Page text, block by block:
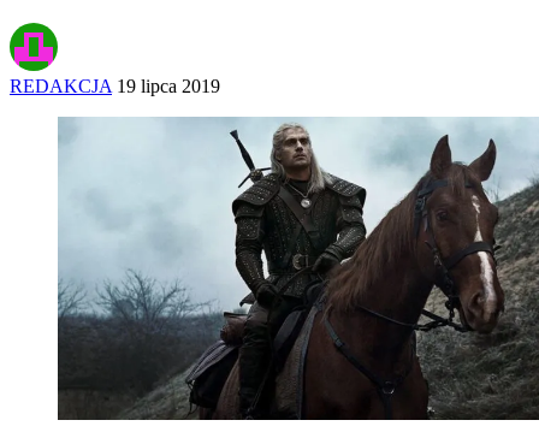
REDAKCJA 19 lipca 2019